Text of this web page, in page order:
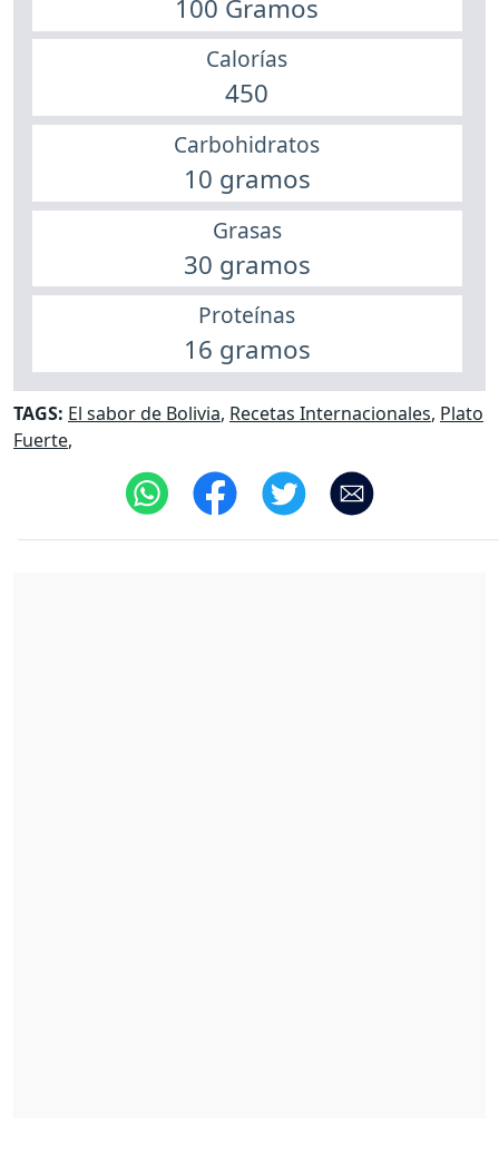
100 Gramos
Calorías
450
Carbohidratos
10 gramos
Grasas
30 gramos
Proteínas
16 gramos
TAGS: El sabor de Bolivia, Recetas Internacionales, Plato
Fuerte,